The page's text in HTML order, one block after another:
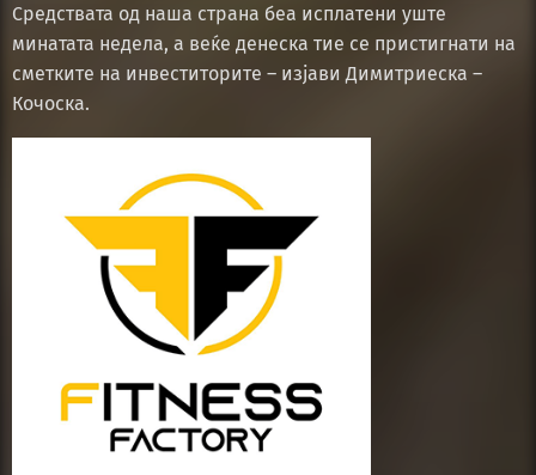
Средствата од наша страна беа исплатени уште
минатата недела, а веќе денеска тие се пристигнати на
сметките на инвеститорите – изјави Димитриеска –
Кочоска.